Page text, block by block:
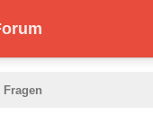
Fragen